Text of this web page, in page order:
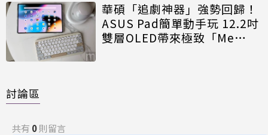
華碩「追劇神器」強勢回歸！
ASUS Pad簡單動手玩 12.2吋
雙層OLED帶來極致「Me
討論區
共有 0則留言